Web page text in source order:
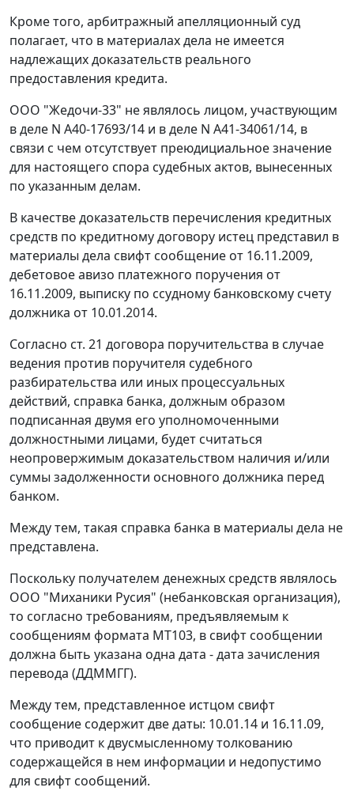
Кроме того, арбитражный апелляционный суд
полагает, что в материалах дела не имеется
надлежащих доказательств реального
предоставления кредита.
ООО "Жедочи-33" не являлось лицом, участвующим
в деле N А40-17693/14 и в деле N А41-34061/14, в
связи с чем отсутствует преюдициальное значение
для настоящего спора судебных актов, вынесенных
по указанным делам.
В качестве доказательств перечисления кредитных
средств по кредитному договору истец представил в
материалы дела свифт сообщение от 16.11.2009,
дебетовое авизо платежного поручения от
16.11.2009, выписку по ссудному банковскому счету
должника от 10.01.2014.
Согласно ст. 21 договора поручительства в случае
ведения против поручителя судебного
разбирательства или иных процессуальных
действий, справка банка, должным образом
подписанная двумя его уполномоченными
должностными лицами, будет считаться
неопровержимым доказательством наличия и/или
суммы задолженности основного должника перед
банком.
Между тем, такая справка банка в материалы дела не
представлена.
Поскольку получателем денежных средств являлось
ООО "Миханики Русия" (небанковская организация),
то согласно требованиям, предъявляемым к
сообщениям формата МТ103, в свифт сообщении
должна быть указана одна дата - дата зачисления
перевода (ДДММГГ).
Между тем, представленное истцом свифт
сообщение содержит две даты: 10.01.14 и 16.11.09,
что приводит к двусмысленному толкованию
содержащейся в нем информации и недопустимо
для свифт сообщений.